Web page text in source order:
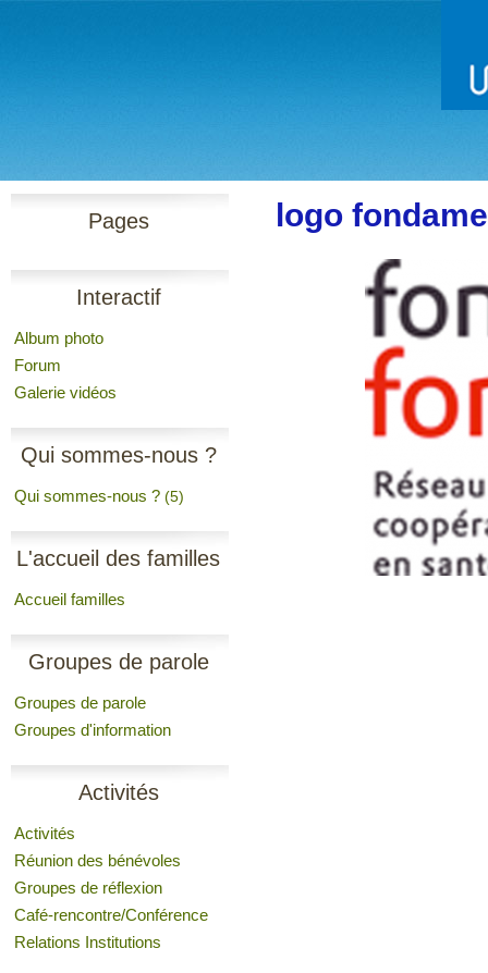
Pages
Interactif
Album photo
Forum
Galerie vidéos
Qui sommes-nous ?
Qui sommes-nous ? (5)
L'accueil des familles
Accueil familles
Groupes de parole
Groupes de parole
Groupes d'information
Activités
Activités
Réunion des bénévoles
Groupes de réflexion
Café-rencontre/Conférence
Relations Institutions
logo